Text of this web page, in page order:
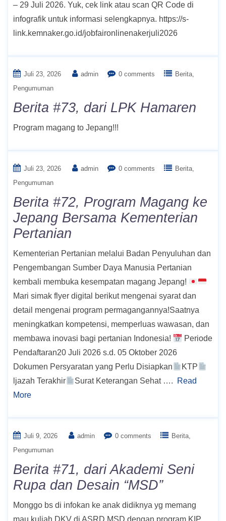
– 29 Juli 2026. Yuk, cek link atau scan QR Code di
infografik untuk informasi selengkapnya. https://s-
link.kemnaker.go.id/jobfaironlinenakerjuli2026
Juli 23, 2026 admin 0 comments
Berita
Pengumuman
Berita #73, dari LPK Hamaren
Program magang to Jepang!!!
Juli 23, 2026 admin 0 comments
Berita
Pengumuman
Berita #72, Program Magang ke
Jepang Bersama Kementerian
Pertanian
Kementerian Pertanian melalui Badan Penyuluhan dan
Pengembangan Sumber Daya Manusia Pertanian
kembali membuka kesempatan magang Jepang!
Mari simak flyer digital berikut mengenai syarat dan
detail mengenai program permagangannya!Saatnya
meningkatkan kompetensi, memperluas wawasan, dan
membawa inovasi bagi pertanian Indonesia!
Periode
Pendaftaran20 Juli 2026 s.d. 05 Oktober 2026
Dokumen Persyaratan yang Perlu Disiapkan
KTP
ljazah Terakhir
Surat Keterangan Sehat ….
Read
More
Juli 9, 2026 admin 0 comments
Berita
Pengumuman
Berita #71, dari Akademi Seni
Rupa dan Desain “MSD”
Monggo bs di infokan ke anak didiknya yg memang
mau kuliah DKV di ASRD MSD dengan program KIP